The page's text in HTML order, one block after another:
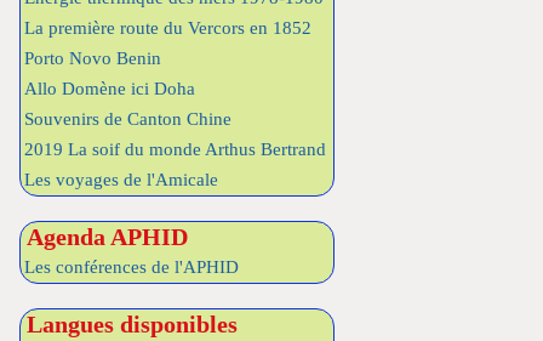
La première route du Vercors en 1852
Porto Novo Benin
Allo Domène ici Doha
Souvenirs de Canton Chine
2019 La soif du monde Arthus Bertrand
Les voyages de l'Amicale
Agenda APHID
Les conférences de l'APHID
Langues disponibles